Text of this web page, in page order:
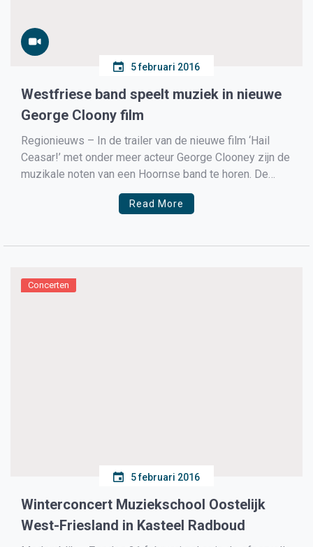
5 februari 2016
Westfriese band speelt muziek in nieuwe
George Cloony film
Regionieuws – In de trailer van de nieuwe film ‘Hail
Ceasar!’ met onder meer acteur George Clooney zijn de
muzikale noten van een Hoornse band te horen. De
band, Beans & Fatback, nam een half jaar geleden het
nummer Backstabber op. Ze zijn dolblij om dat nummer
Read More
Concerten
5 februari 2016
Winterconcert Muziekschool Oostelijk
West-Friesland in Kasteel Radboud